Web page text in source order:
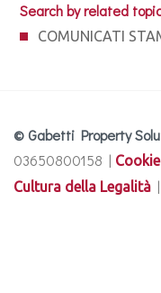
Search by related
COMUNICATI
© Gabetti Property
03650800158 |
Cultura della Legalità |